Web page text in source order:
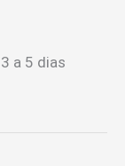
3 a 5 dias